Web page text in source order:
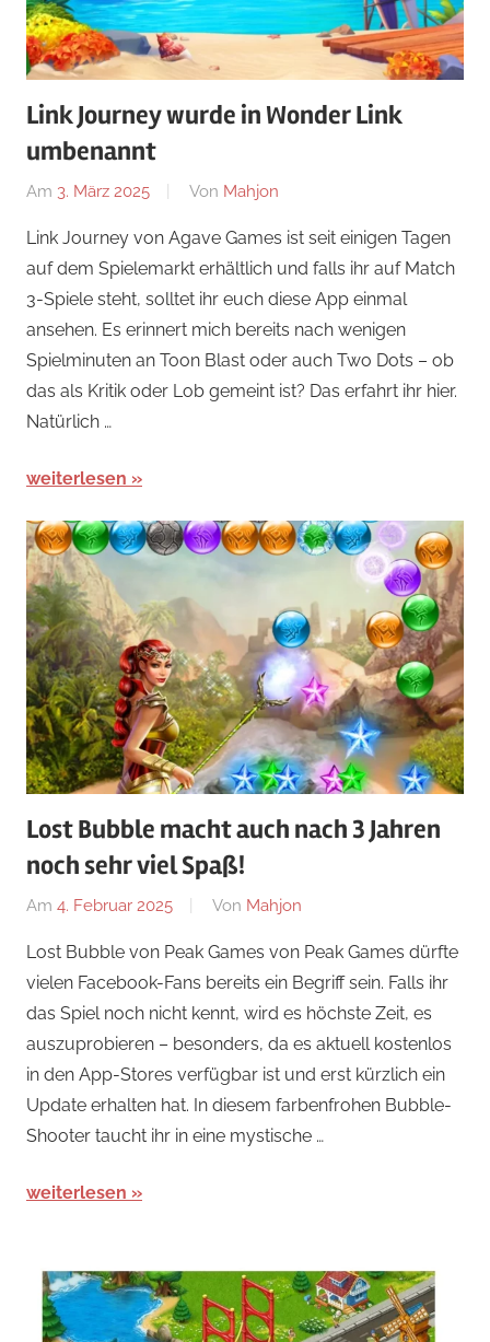
Link Journey wurde in Wonder Link
umbenannt
Am 3. März 2025 Von Mahjon
Spiele,
Arcade-
Spiele,
Arcade-
Spiele,
News
Link Journey von Agave Games ist seit einigen Tagen
auf dem Spielemarkt erhältlich und falls ihr auf Match
3-Spiele steht, solltet ihr euch diese App einmal
ansehen. Es erinnert mich bereits nach wenigen
Spielminuten an Toon Blast oder auch Two Dots – ob
das als Kritik oder Lob gemeint ist? Das erfahrt ihr hier.
Natürlich …
weiterlesen
Lost Bubble macht auch nach 3 Jahren
noch sehr viel Spaß!
Am 4. Februar 2025 Von Mahjon
Android,
Arcade-
Spiele,
Arcade-
Spiele,
Arcade-
Spiele
Lost Bubble von Peak Games von Peak Games dürfte
vielen Facebook-Fans bereits ein Begriff sein. Falls ihr
das Spiel noch nicht kennt, wird es höchste Zeit, es
auszuprobieren – besonders, da es aktuell kostenlos
in den App-Stores verfügbar ist und erst kürzlich ein
Update erhalten hat. In diesem farbenfrohen Bubble-
Shooter taucht ihr in eine mystische …
weiterlesen